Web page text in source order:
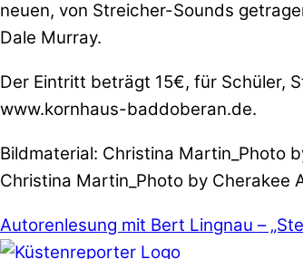
neuen, von Streicher-Sounds
Dale Murray.
Der Eintritt beträgt 15€, für Schüler,
www.kornhaus-baddoberan.de.
Bildmaterial: Christina Martin_Photo
Christina Martin_Photo by Cherakee
Autorenlesung mit Bert Lingnau –